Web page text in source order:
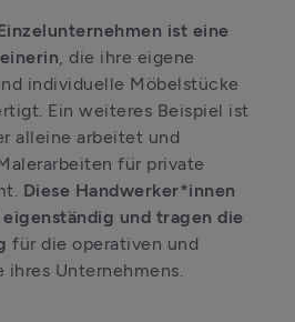
ist eine
, die ihre eigene
individuelle Möbelstücke
Ein weiteres Beispiel ist
alleine arbeitet und
für private
Diese Handwerker*innen
und tragen die
für die operativen und
Unternehmens.